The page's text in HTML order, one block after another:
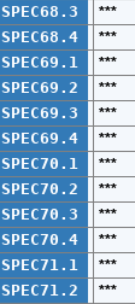
SPEC68.3 ***
SPEC68.4 ***
SPEC69.1 ***
SPEC69.2 ***
SPEC69.3 ***
SPEC69.4 ***
SPEC70.1 ***
SPEC70.2 ***
SPEC70.3 ***
SPEC70.4 ***
SPEC71.1 ***
SPEC71.2 ***